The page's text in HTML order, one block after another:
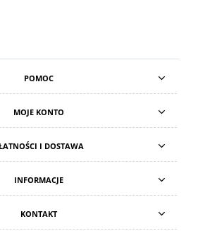
POMOC
MOJE KONTO
I DOSTAWA
INFORMACJE
KONTAKT